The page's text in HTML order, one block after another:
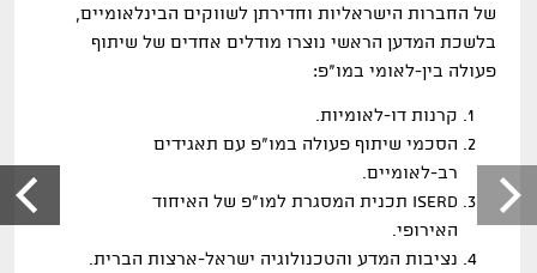
של החברות הישראליות וחדירתן לשווקים הבינלאומיים,
בלשכת המדען הראשי נוצרו מודלים אחדים של שיתוף
פעולה בין-לאומי במו"פ:
קרנות דו-לאומיות.
הסכמי שיתוף פעולה במו"פ עם תאגידים
רב-לאומיים.
ISERD תכנית המסגרת למו"פ של האיחוד
האירופי.
נציבות המדע והטכנולוגיה ישראל-ארצות הברית.